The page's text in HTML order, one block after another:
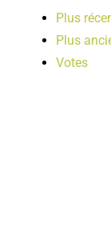
Plus
Plus
Votes